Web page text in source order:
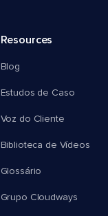
Resources
Blog
Estudos de Caso
Voz do Cliente
Biblioteca de Vídeos
Glossário
Grupo Cloudways